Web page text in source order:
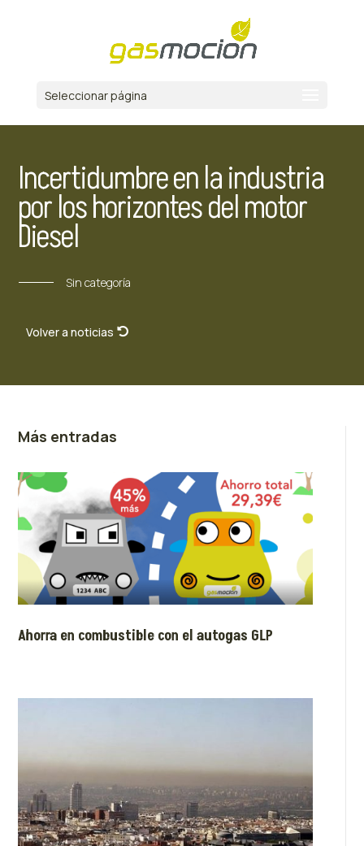
Seleccionar página
Incertidumbre en la industria
por los horizontes del motor
Diesel
Sin categoría
Volver a noticias
Más entradas
Ahorra en combustible con el autogas GLP